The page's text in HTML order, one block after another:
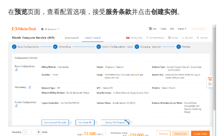
在预览页面，查看配置选项，接受服务条款并点击创建实例。